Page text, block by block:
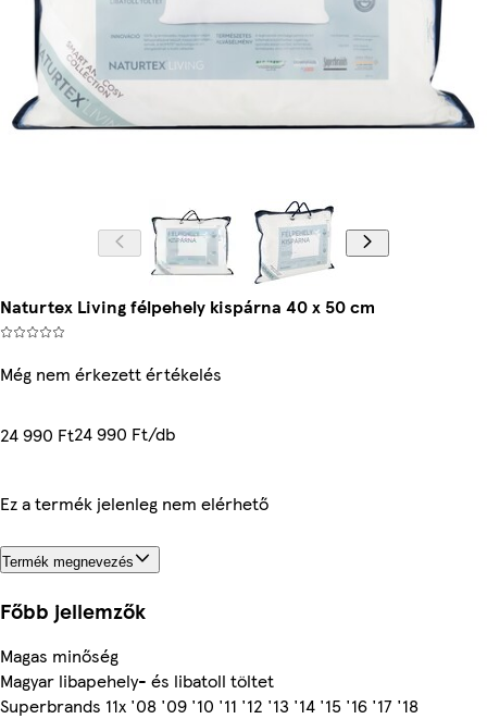
Naturtex Living félpehely kispárna 40 x 50 cm
Még nem érkezett értékelés
24 990 Ft24 990 Ft/db
Ez a termék jelenleg nem elérhető
Termék megnevezés
Főbb jellemzők
Magas minőség
Magyar libapehely- és libatoll töltet
Superbrands 11x '08 '09 '10 '11 '12 '13 '14 '15 '16 '17 '18